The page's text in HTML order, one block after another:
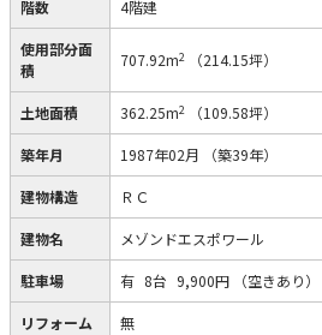
階数 4階建
使用部分面
積
707.92m2 （214.15坪）
土地面積 362.25m2 （109.58坪）
築年月 1987年02月 （築39年）
建物構造 ＲＣ
建物名 メゾンドエスポワール
駐車場 有 8台 9,900円 （空きあり）
リフォーム 無